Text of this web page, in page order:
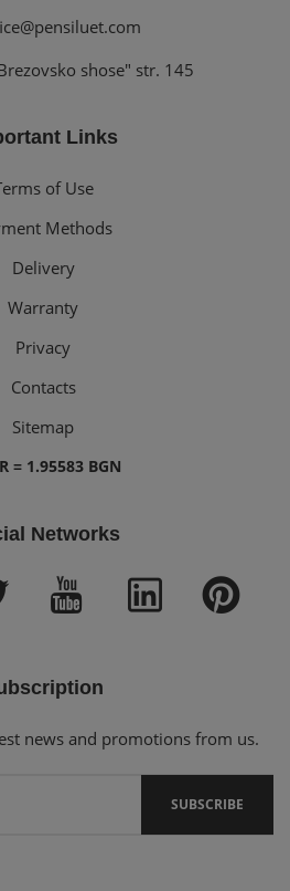
shose" str. 145
Links
of Use
Methods
Delivery
Warranty
Privacy
Contacts
Sitemap
= 1.95583 BGN
Networks
news and promotions from us.